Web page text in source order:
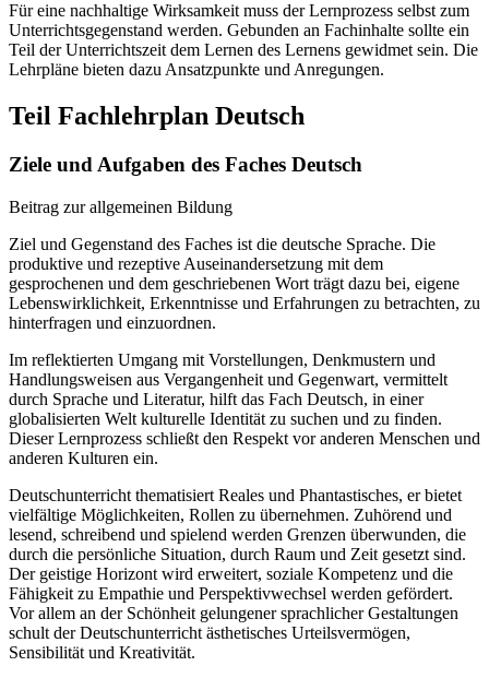
Für eine nachhaltige Wirksamkeit muss der Lernprozess selbst zum
Unterrichtsgegenstand werden. Gebunden an Fachinhalte sollte ein
Teil der Unterrichtszeit dem Lernen des Lernens gewidmet sein. Die
Lehrpläne bieten dazu Ansatzpunkte und Anregungen.
Teil Fachlehrplan Deutsch
Ziele und Aufgaben des Faches Deutsch
Beitrag zur allgemeinen Bildung
Ziel und Gegenstand des Faches ist die deutsche Sprache. Die
produktive und rezeptive Auseinandersetzung mit dem
gesprochenen und dem geschriebenen Wort trägt dazu bei, eigene
Lebenswirklichkeit, Erkenntnisse und Erfahrungen zu betrachten, zu
hinterfragen und einzuordnen.
Im reflektierten Umgang mit Vorstellungen, Denkmustern und
Handlungsweisen aus Vergangenheit und Gegenwart, vermittelt
durch Sprache und Literatur, hilft das Fach Deutsch, in einer
globalisierten Welt kulturelle Identität zu suchen und zu finden.
Dieser Lernprozess schließt den Respekt vor anderen Menschen und
anderen Kulturen ein.
Deutschunterricht thematisiert Reales und Phantastisches, er bietet
vielfältige Möglichkeiten, Rollen zu übernehmen. Zuhörend und
lesend, schreibend und spielend werden Grenzen überwunden, die
durch die persönliche Situation, durch Raum und Zeit gesetzt sind.
Der geistige Horizont wird erweitert, soziale Kompetenz und die
Fähigkeit zu Empathie und Perspektivwechsel werden gefördert.
Vor allem an der Schönheit gelungener sprachlicher Gestaltungen
schult der Deutschunterricht ästhetisches Urteilsvermögen,
Sensibilität und Kreativität.